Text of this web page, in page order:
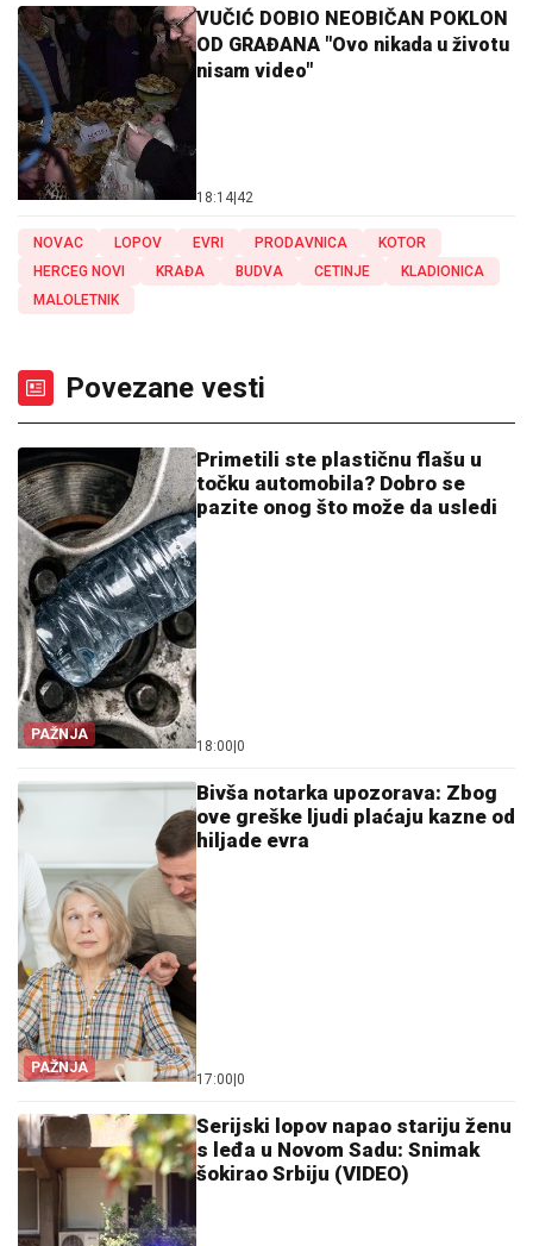
VUČIĆ DOBIO NEOBIČAN POKLON
OD GRAĐANA "Ovo nikada u životu
nisam video"
18:14 42
NOVAC LOPOV EVRI PRODAVNICA
KOTOR
HERCEG NOVI
KRAĐA BUDVA CETINJE
KLADIONICA
MALOLETNIK
Povezane vesti
PAŽNJA
Primetili ste plastičnu flašu u
točku automobila? Dobro se
pazite onog što može da usledi
18:00 0
PAŽNJA
Bivša notarka upozorava: Zbog
ove greške ljudi plaćaju kazne od
hiljade evra
17:00 0
Serijski lopov napao stariju ženu
s leđa u Novom Sadu: Snimak
šokirao Srbiju (VIDEO)